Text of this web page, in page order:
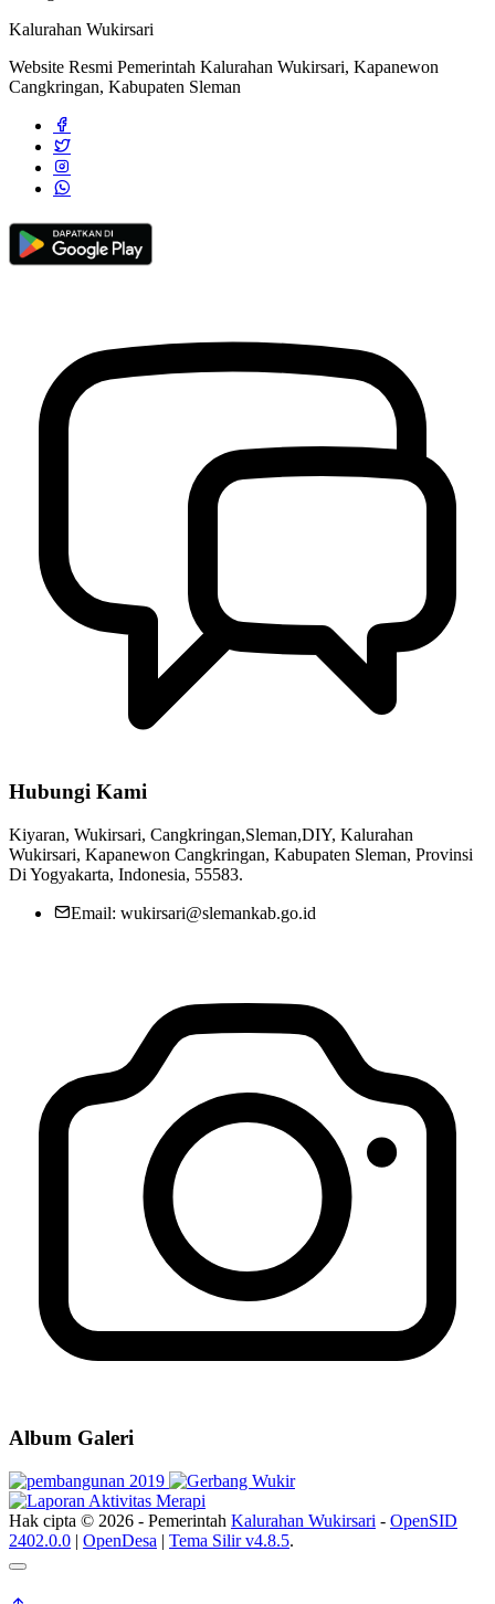
Kalurahan Wukirsari
Website Resmi Pemerintah Kalurahan Wukirsari, Kapanewon
Cangkringan, Kabupaten Sleman
Hubungi Kami
Kiyaran, Wukirsari, Cangkringan,Sleman,DIY, Kalurahan
Wukirsari, Kapanewon Cangkringan, Kabupaten Sleman, Provinsi
Di Yogyakarta, Indonesia, 55583.
Email: wukirsari@slemankab.go.id
Album Galeri
Hak cipta © 2026 - Pemerintah Kalurahan Wukirsari - OpenSID
2402.0.0 | OpenDesa | Tema Silir v4.8.5.